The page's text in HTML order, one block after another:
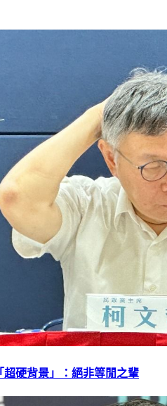
硬背景」：絕非等閒之輩